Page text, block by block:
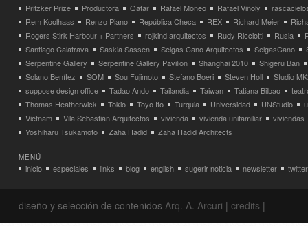
Pritzker Prize
Productora Qatar Rafael Moneo Rafael Viñoly
Rem Koolhaas
Renzo Piano República Checa REX Richard Meier
Rogers Stirk Harbour + Partners
rojkind arquitectos Rudy Ricciotti Rusia
Santiago Calatrava
Saskia Sassen Selgas Cano Arquitectos SelgasCano
Serpentine Gallery
Serpentine Gallery Pavilion Shanghai 2010
Shigeru Ban
Solano Benítez
SOM Sou Fujimoto Stefano Boeri Steven Holl
Studio
suppose design office
Tadao Ando Tailandia Taiwan Tatiana Bilbao
Thomas Heatherwick
Tokio Toyo Ito Turquia Universidad UNStudio
Vietnam
Vila Sebastián Arquitectos vivienda vivienda unifamiliar
viviendas
Yoshiharu Tsukamoto
Zaha Hadid Zaha Hadid Architects
MENÚ
inicio especiales links blog english sugerir noticia newsletter twitter
diseño y selección de contenidos Arq. A. Arcuri | credits |